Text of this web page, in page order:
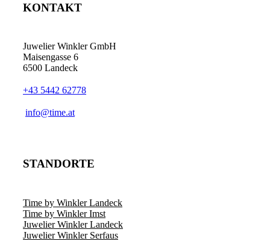
KONTAKT
Juwelier Winkler GmbH
Maisengasse 6
6500 Landeck
+43 5442 62778
info@time.at
STANDORTE
Time by Winkler Landeck
Time by Winkler Imst
Juwelier Winkler Landeck
Juwelier Winkler Serfaus